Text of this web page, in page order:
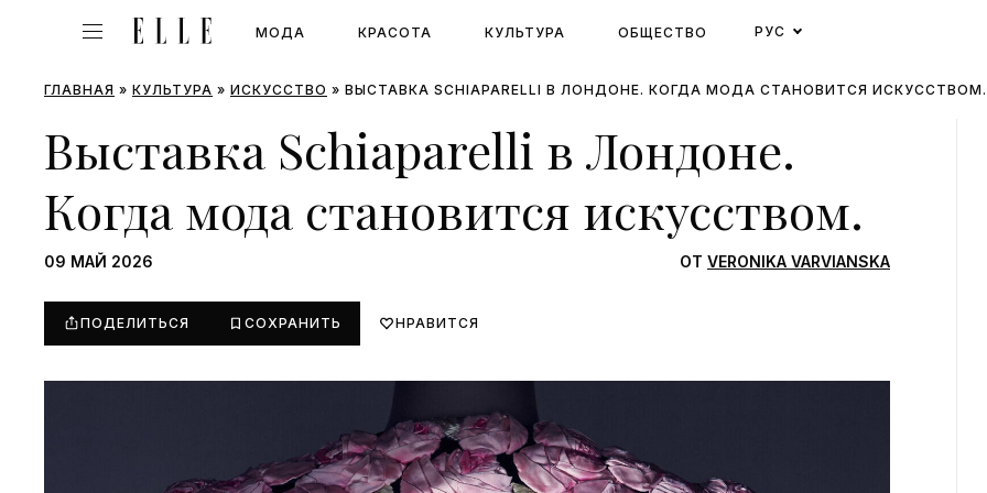
МОДА КРАСОТА КУЛЬТУРА ОБЩЕСТВО РУС
ГЛАВНАЯ » КУЛЬТУРА » ИСКУССТВО » ВЫСТАВКА SCHIAPARELLI В ЛОНДОНЕ. КОГДА МОДА СТАНОВИТСЯ ИСКУССТВОМ.
Выставка Schiaparelli в Лондоне.
Когда мода становится искусством.
09 МАЙ 2026 ОТ VERONIKA VARVIANSKA
ПОДЕЛИТЬСЯ СОХРАНИТЬ НРАВИТСЯ